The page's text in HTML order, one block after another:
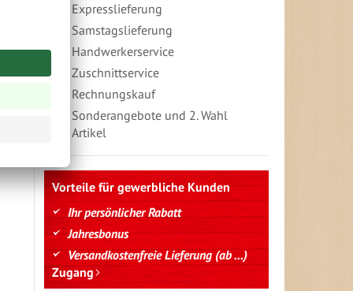
Expresslieferung
Samstagslieferung
Handwerkerservice
Zuschnittservice
Rechnungskauf
Sonderangebote und 2. Wahl
Artikel
Vorteile für gewerbliche Kunden
Ihr persönlicher Rabatt
Jahresbonus
Versandkostenfreie Lieferung (ab ...)
Zugang